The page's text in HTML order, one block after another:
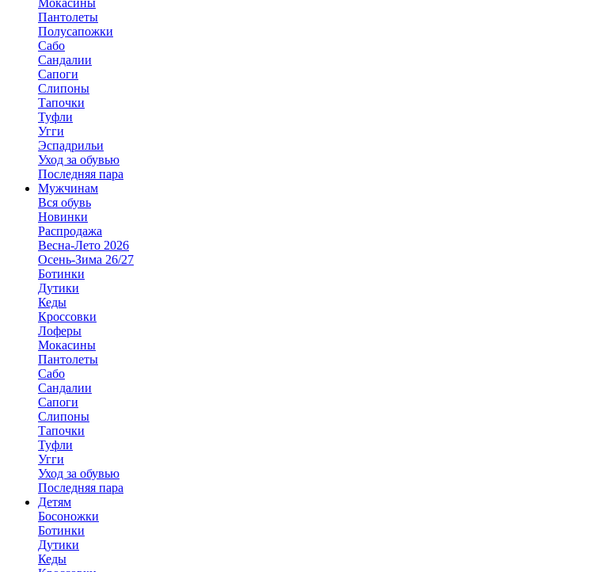
Мокасины
Пантолеты
Полусапожки
Сабо
Сандалии
Сапоги
Слипоны
Тапочки
Туфли
Угги
Эспадрильи
Уход за обувью
Последняя пара
Мужчинам
Вся обувь
Новинки
Распродажа
Весна-Лето 2026
Осень-Зима 26/27
Ботинки
Дутики
Кеды
Кроссовки
Лоферы
Мокасины
Пантолеты
Сабо
Сандалии
Сапоги
Слипоны
Тапочки
Туфли
Угги
Уход за обувью
Последняя пара
Детям
Босоножки
Ботинки
Дутики
Кеды